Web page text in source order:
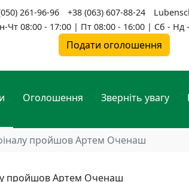
261-96-96 +38 (063) 607-88-24
Чт 08:00 - 17:00 | Пт 08:00 - 16:00 | Сб - Нд
Подати оголошення
Оголошення Зверніть увагу
пройшов Артем Оченаш